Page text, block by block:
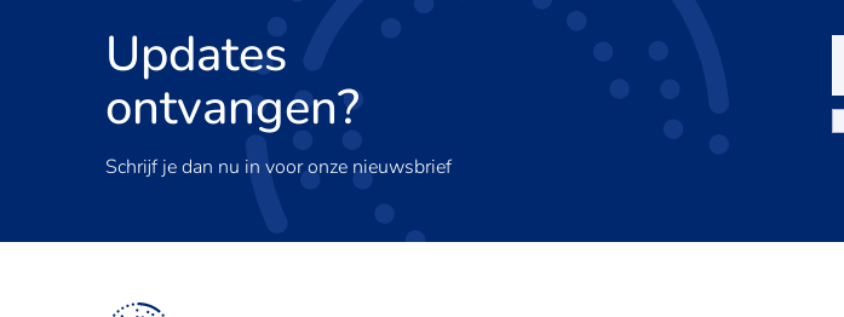
Updates
ontvangen?
Schrijf je dan nu in voor onze nieuwsbrief